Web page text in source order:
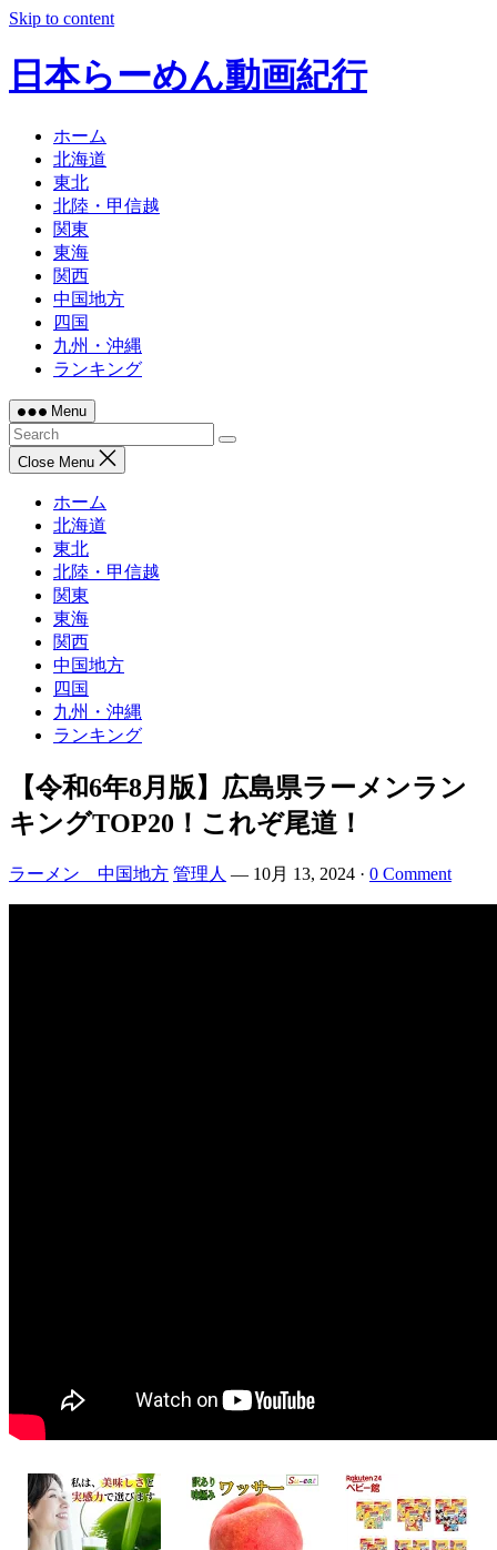
Skip to content
日本らーめん動画紀行
ホーム
北海道
東北
北陸・甲信越
関東
東海
関西
中国地方
四国
九州・沖縄
ランキング
Menu
Close Menu
ホーム
北海道
東北
北陸・甲信越
関東
東海
関西
中国地方
四国
九州・沖縄
ランキング
【令和6年8月版】広島県ラーメンラン
キングTOP20！これぞ尾道！
ラーメン 中国地方 管理人 — 10月 13, 2024 · 0 Comment